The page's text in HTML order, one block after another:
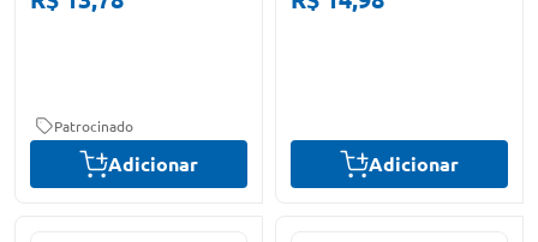
Patrocinado
Adicionar Adicionar